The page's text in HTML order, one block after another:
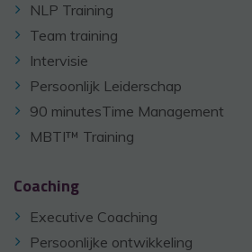
NLP Training
Team training
Intervisie
Persoonlijk Leiderschap
90 minutesTime Management
MBTI™ Training
Coaching
Executive Coaching
Persoonlijke ontwikkeling